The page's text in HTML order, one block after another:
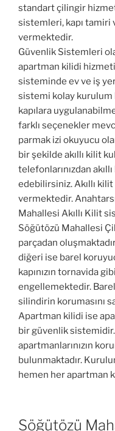
standart çilingir
sistemleri, kapı
vermektedir.
Güvenlik Sistemleri
apartman kilidi
sisteminde ev ve iş
sistemi kolay
kapılara
farklı seçenekler
parmak izi okuyucu
bir şekilde akıllı kilit
telefonlarınızdan
edebilirsiniz. Akıllı
vermektedir.
Mahallesi Akıllı Kilit
Söğütözü Mahallesi
parçadan
diğeri ise barel
kapınızın tornavida
engellemektedir.
silindirin korumasını
Apartman kilidi ise
bir güvenlik
apartmanlarınızın
bulunmaktadır.
hemen her apartman
Söğütözü